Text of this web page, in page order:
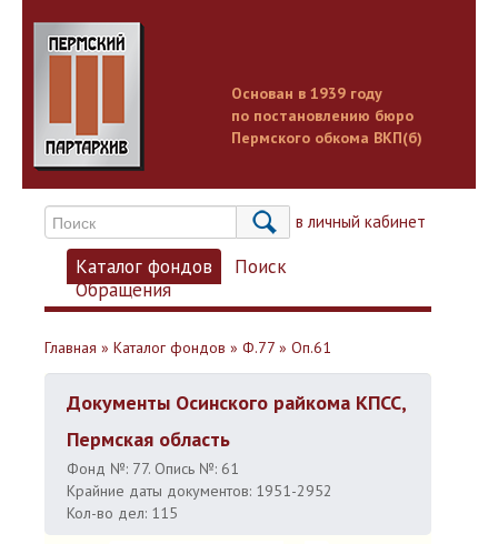
Основан в 1939 году
по постановлению бюро
Пермского обкома ВКП(б)
Вход в личный кабинет
Каталог фондов
Поиск
Обращения
Главная » Каталог фондов » Ф.77 » Оп.61
Документы Осинского райкома КПСС,
Пермская область
Фонд №: 77. Опись №: 61
Крайние даты документов: 1951-2952
Кол-во дел: 115